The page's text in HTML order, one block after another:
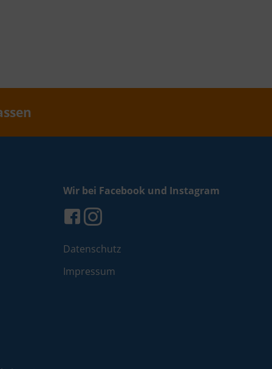
Wir bei Facebook und Instagram
Datenschutz
Impressum